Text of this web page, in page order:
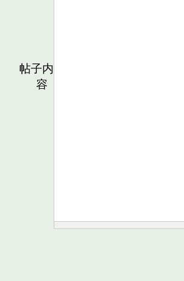
帖子内
容